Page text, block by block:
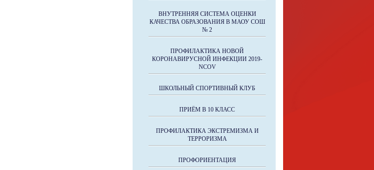
ВНУТРЕННЯЯ СИСТЕМА ОЦЕНКИ
КАЧЕСТВА ОБРАЗОВАНИЯ В МАОУ СОШ
№ 2
ПРОФИЛАКТИКА НОВОЙ
КОРОНАВИРУСНОЙ ИНФЕКЦИИ 2019-
NCOV
ШКОЛЬНЫЙ СПОРТИВНЫЙ КЛУБ
ПРИЁМ В 10 КЛАСС
ПРОФИЛАКТИКА ЭКСТРЕМИЗМА И
ТЕРРОРИЗМА
ПРОФОРИЕНТАЦИЯ